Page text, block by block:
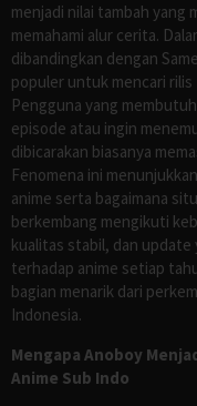
menjadi nilai tambah yang
memahami alur cerita.
dibandingkan dengan
populer untuk mencari
Pengguna yang
episode atau ingin
dibicarakan biasanya
Fenomena ini
anime serta bagaimana
berkembang mengikuti
kualitas stabil, dan
terhadap anime setiap
bagian menarik dari
Indonesia.
Mengapa Anoboy
Anime Sub Indo